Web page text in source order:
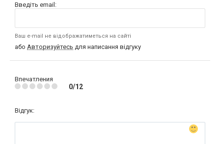
Введіть email:
Ваш e-mail не відображатиметься на сайті
або Авторизуйтесь для написання відгуку
Впечатления
0/12
Відгук: